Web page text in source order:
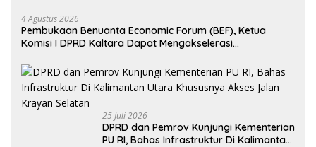
4 Agustus 2026
Pembukaan Benuanta Economic Forum (BEF), Ketua
Komisi I DPRD Kaltara Dapat Mengakselerasi
25 Juli 2026
DPRD dan Pemrov Kunjungi Kementerian
PU RI, Bahas Infrastruktur Di Kalimantan